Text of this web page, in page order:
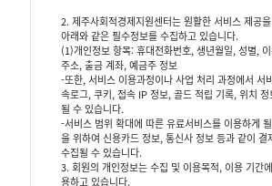
2. 제주사회적경제지원센터는 원활한 서비스 제공
아래와 같은 필수정보를 수집하고 있습니다.
(1)개인정보 항목: 휴대전화번호, 생년월일, 성별,
주소, 출금 계좌, 예금주 정보
-또한, 서비스 이용과정이나 사업 처리 과정에서 서
속로그, 쿠키, 접속 IP 정보, 골드 적립 기록, 위치
될 수 있습니다.
-서비스 범위 확대에 따른 유료서비스를 이용하게
을 위하여 신용카드 정보, 통신사 정보 등과 같이 결
수집될 수 있습니다.
3. 회원의 개인정보는 수집 및 이용목적, 이용 기간
용하고 있습니다.